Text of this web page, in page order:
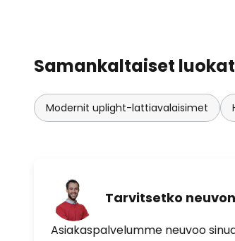
Samankaltaiset luokat
Modernit uplight-lattiavalaisimet
Tarvitsetko
Asiakaspalvelumme neuvoo